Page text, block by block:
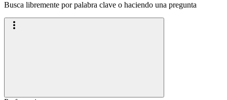
Busca libremente por palabra clave o haciendo una pregunta